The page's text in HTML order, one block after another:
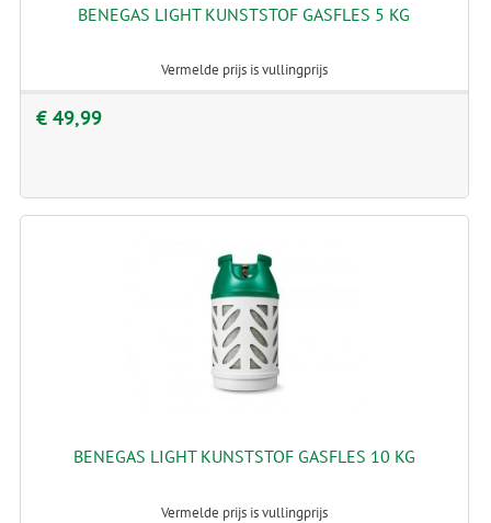
BENEGAS LIGHT KUNSTSTOF GASFLES 5 KG
Vermelde prijs is vullingprijs
€ 49,99
BENEGAS LIGHT KUNSTSTOF GASFLES 10 KG
Vermelde prijs is vullingprijs